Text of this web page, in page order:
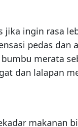
ingin rasa
pedas dan
merata
dan lalapan
makanan